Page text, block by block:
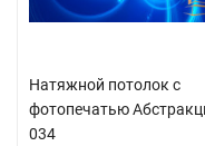
Натяжной потолок с
фотопечатью
034